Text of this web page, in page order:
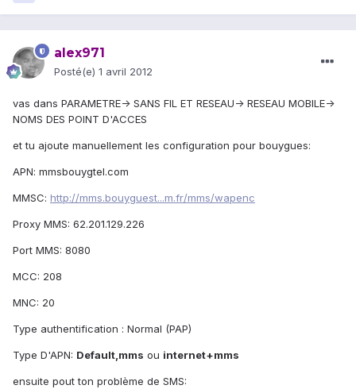
alex971
Posté(e) 1 avril 2012
vas dans PARAMETRE-> SANS FIL ET RESEAU-> RESEAU MOBILE->
NOMS DES POINT D'ACCES
et tu ajoute manuellement les configuration pour bouygues:
APN: mmsbouygtel.com
MMSC: http://mms.bouyguest...m.fr/mms/wapenc
Proxy MMS: 62.201.129.226
Port MMS: 8080
MCC: 208
MNC: 20
Type authentification : Normal (PAP)
Type D'APN: Default,mms ou internet+mms
ensuite pout ton problème de SMS: